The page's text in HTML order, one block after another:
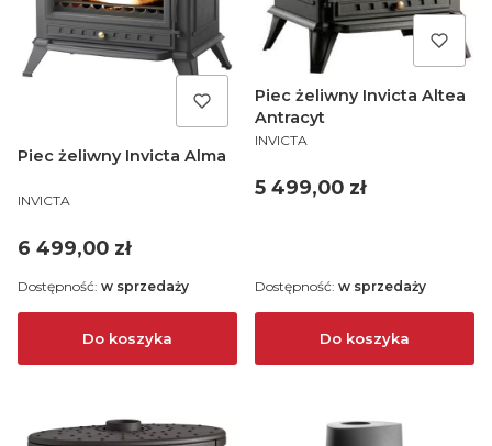
Piec żeliwny Invicta Alma
PRODUCENT
INVICTA
Cena
6 499,00 zł
Do koszyka
Dostępność: w sprzedaży
Piec żeliwny Invicta Altea
Antracyt
PRODUCENT
INVICTA
Cena
5 499,00 zł
Do koszyka
Dostępność: w sprzedaży